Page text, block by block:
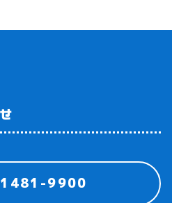
9900